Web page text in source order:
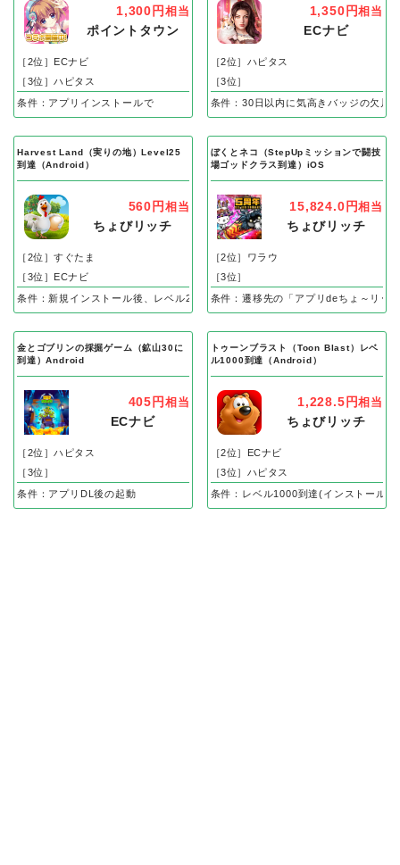
1,300円 相当
ポイントタウン
［2位］ECナビ
［3位］ハピタス
条件：アプリインストールで
1,350円相当
ECナビ
［2位］ハピタス
［3位］
条件：30日以内に気高きバッジの欠片
Harvest Land（実りの地）Level25
到達（Android）
560円 相当
ちょびリッチ
［2位］すぐたま
［3位］ECナビ
条件：新規インストール後、レベル25到達で成果
ぼくとネコ（StepUpミッションで闘技
場ゴッドクラス到達）iOS
15,824.0円相当
ちょびリッチ
［2位］ワラウ
［3位］
条件：遷移先の「アプリdeちょ～リッ
金とゴブリンの採掘ゲーム（鉱山30に
到達）Android
405円 相当
ECナビ
［2位］ハピタス
［3位］
条件：アプリDL後の起動
トゥーンブラスト（Toon Blast）レベ
ル1000到達（Android）
1,228.5円相当
ちょびリッチ
［2位］ECナビ
［3位］ハピタス
条件：レベル1000到達(インストール後